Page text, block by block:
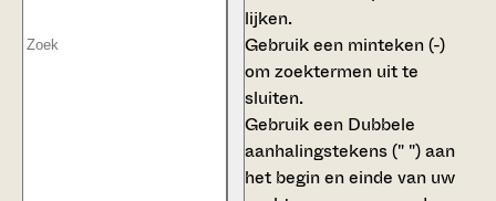
lijken.
Gebruik een minteken (-)
om zoektermen uit te
sluiten.
Gebruik een Dubbele
aanhalingstekens (" ")aan
het begin en einde van uw